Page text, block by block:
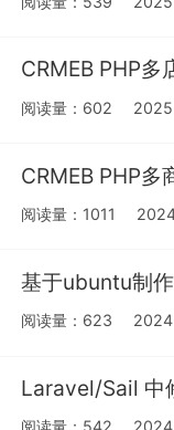
CRMEB PHP多
阅读量：602
CRMEB PHP多
阅读量：1011
基于ubuntu制
阅读量：623
Laravel/Sail 中